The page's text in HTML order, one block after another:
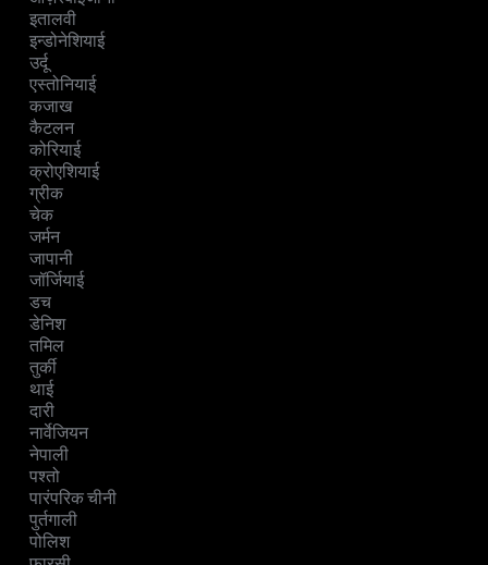
इतालवी
इन्डोनेशियाई
उर्दू
एस्तोनियाई
कजाख
कैटलन
कोरियाई
क्रोएशियाई
ग्रीक
चेक
जर्मन
जापानी
जॉर्जियाई
डच
डेनिश
तमिल
तुर्की
थाई
दारी
नार्वेजियन
नेपाली
पश्तो
पारंपरिक चीनी
पुर्तगाली
पोलिश